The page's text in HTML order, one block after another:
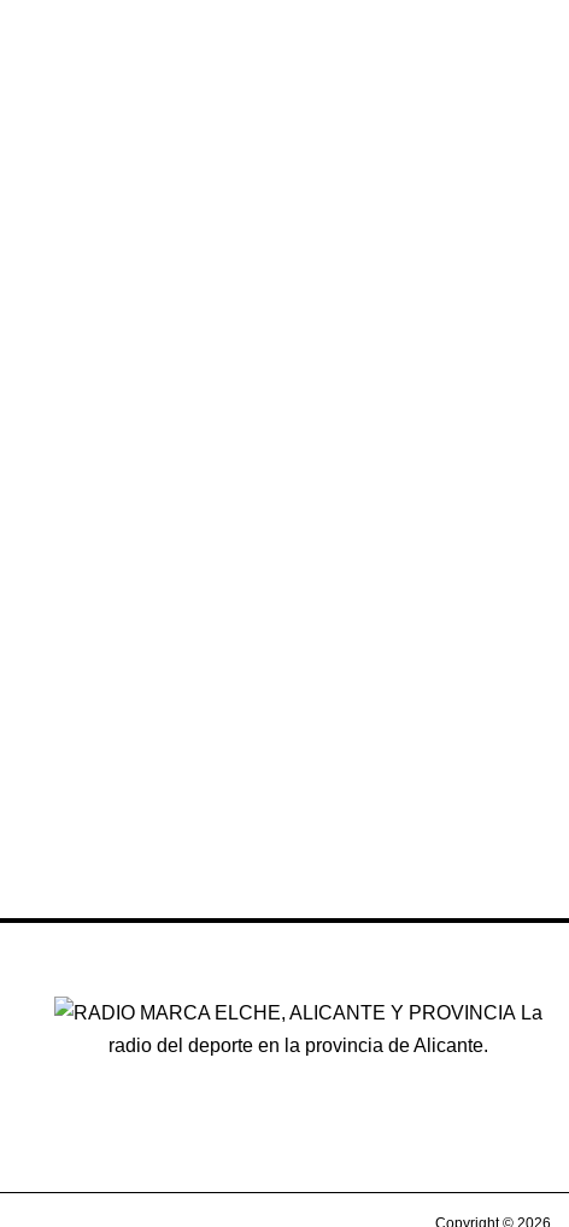
La
radio del deporte en la provincia de Alicante.
Copyright © 2026